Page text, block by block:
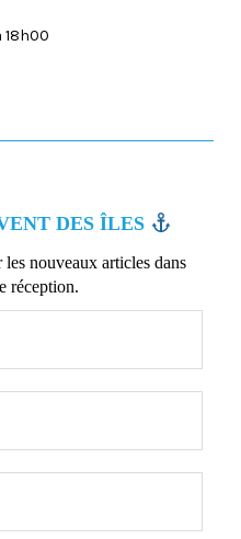
18h00
DES ÎLES
nouveaux articles dans
réception.